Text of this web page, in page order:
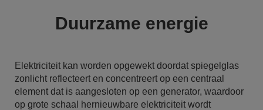
Duurzame energie
Elektriciteit kan worden opgewekt doordat spiegelglas
zonlicht reflecteert en concentreert op een centraal
element dat is aangesloten op een generator, waardoor
op grote schaal hernieuwbare elektriciteit wordt